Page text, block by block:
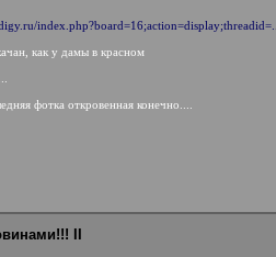
index.php?board=16;action=display;threadid=...
как у дамы в красном
фотка откровенная конечно....
II